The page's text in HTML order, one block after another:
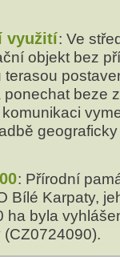
využití: Ve
objekt bez
terasou
ponechat beze
: Přírodní
Bílé Karpaty,
ha byla
(CZ0724090).